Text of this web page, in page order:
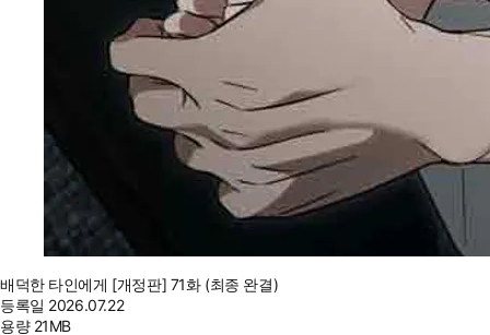
배덕한 타인에게 [개정판] 71화 (최종 완결)
등록일 2026.07.22
용량 21MB